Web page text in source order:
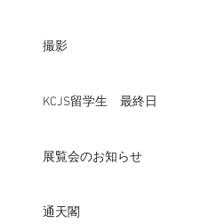
撮影
KCJS留学生 最終日
展覧会のお知らせ
通天閣